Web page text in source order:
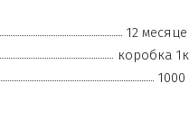
12
коробка
1000